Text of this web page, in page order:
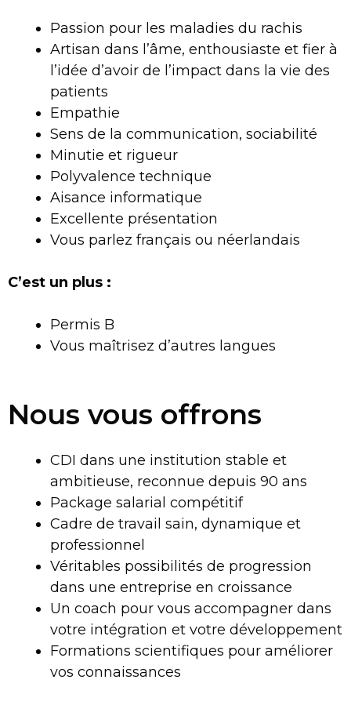
Passion pour les maladies du rachis
Artisan dans l’âme, enthousiaste et fier à
l’idée d’avoir de l’impact dans la vie des
patients
Empathie
Sens de la communication, sociabilité
Minutie et rigueur
Polyvalence technique
Aisance informatique
Excellente présentation
Vous parlez français ou néerlandais
C’est un plus :
Permis B
Vous maîtrisez d’autres langues
Nous vous offrons
CDI dans une institution stable et
ambitieuse, reconnue depuis 90 ans
Package salarial compétitif
Cadre de travail sain, dynamique et
professionnel
Véritables possibilités de progression
dans une entreprise en croissance
Un coach pour vous accompagner dans
votre intégration et votre développement
Formations scientifiques pour améliorer
vos connaissances